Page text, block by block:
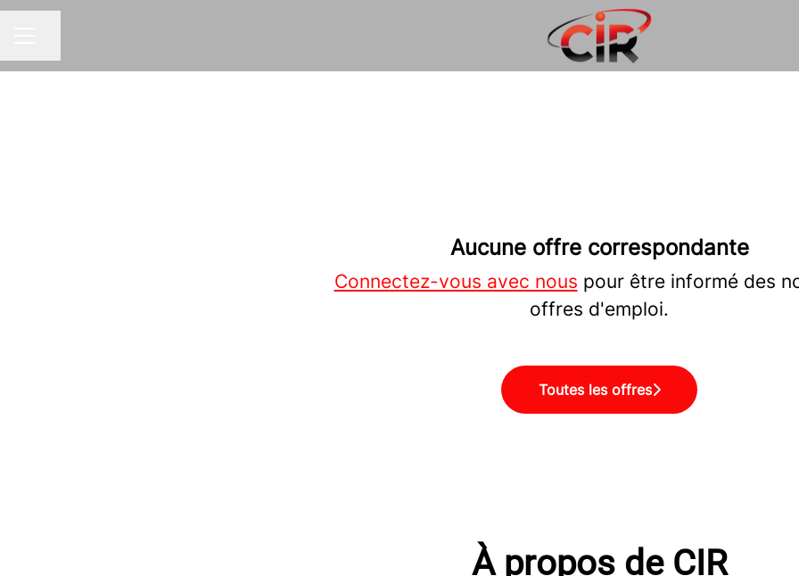
Aucune offre correspondante
Connectez-vous avec nous pour être informé des
offres d'emploi.
Toutes les offres
À propos de CIR